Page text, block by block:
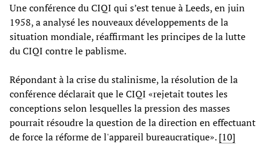
Une conférence du CIQI qui s’est tenue à Leeds, en juin
1958, a analysé les nouveaux développements de la
situation mondiale, réaffirmant les principes de la lutte
du CIQI contre le pablisme.
Répondant à la crise du stalinisme, la résolution de la
conférence déclarait que le CIQI «rejetait toutes les
conceptions selon lesquelles la pression des masses
pourrait résoudre la question de la direction en effectuant
de force la réforme de l'appareil bureaucratique».[10]